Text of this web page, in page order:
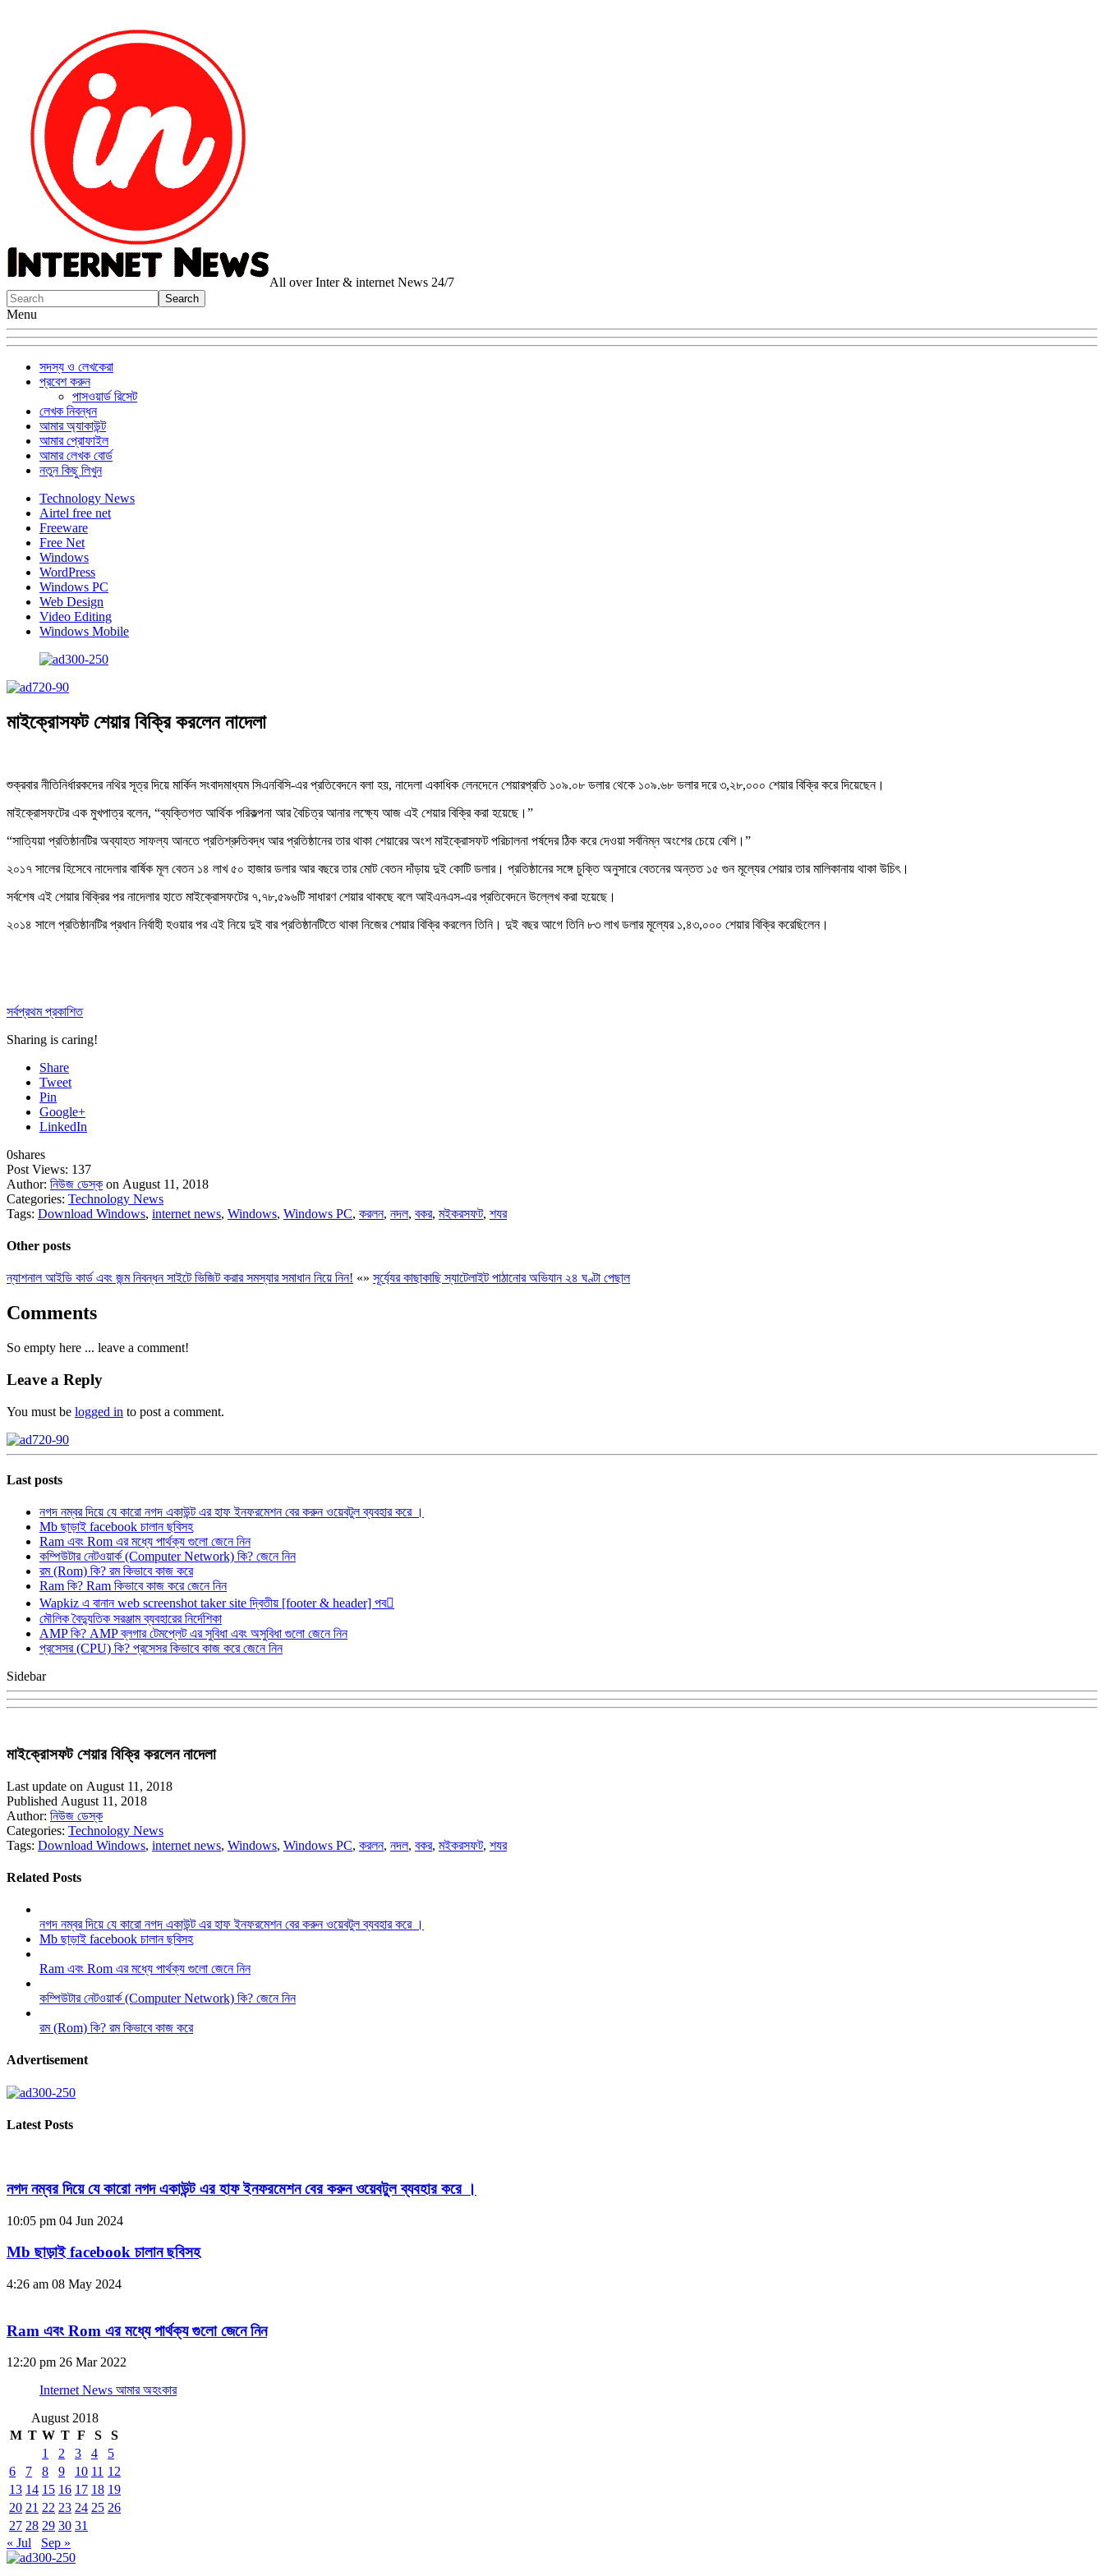
All over Inter & internet News 24/7
Menu
সদস্য ও লেখকেরা
প্রবেশ করুন
পাসওয়ার্ড রিসেট
লেখক নিবন্ধন
আমার অ্যাকাউন্ট
আমার প্রোফাইল
আমার লেখক বোর্ড
নতুন কিছু লিখুন
Technology News
Airtel free net
Freeware
Free Net
Windows
WordPress
Windows PC
Web Design
Video Editing
Windows Mobile
মাইক্রোসফট শেয়ার বিক্রি করলেন নাদেলা
শুক্রবার নীতিনির্ধারকদের নথির সূত্র দিয়ে মার্কিন সংবাদমাধ্যম সিএনবিসি-এর প্রতিবেদনে বলা হয়, নাদেলা একাধিক লেনদেনে শেয়ারপ্রতি ১০৯.০৮ ডলার থেকে ১০৯.৬৮ ডলার দরে ৩,২৮,০০০ শেয়ার বিক্রি করে দিয়েছেন।
মাইক্রোসফটের এক মুখপাত্র বলেন, “ব্যক্তিগত আর্থিক পরিকল্পনা আর বৈচিত্র আনার লক্ষ্যে আজ এই শেয়ার বিক্রি করা হয়েছে।”
“সাত্যিয়া প্রতিষ্ঠানটির অব্যাহত সাফল্য আনতে প্রতিশ্রুতিবদ্ধ আর প্রতিষ্ঠানের তার থাকা শেয়ারের অংশ মাইক্রোসফট পরিচালনা পর্ষদের ঠিক করে দেওয়া সর্বনিম্ন অংশের চেয়ে বেশি।”
২০১৭ সালের হিসেবে নাদেলার বার্ষিক মূল বেতন ১৪ লাখ ৫০ হাজার ডলার আর বছরে তার মোট বেতন দাঁড়ায় দুই কোটি ডলার। প্রতিষ্ঠানের সঙ্গে চুক্তি অনুসারে বেতনের অন্তত ১৫ গুন মূল্যের শেয়ার তার মালিকানায় থাকা উচিৎ।
সর্বশেষ এই শেয়ার বিক্রির পর নাদেলার হাতে মাইক্রোসফটের ৭,৭৮,৫৯৬টি সাধারণ শেয়ার থাকছে বলে আইএনএস-এর প্রতিবেদনে উল্লেখ করা হয়েছে।
২০১৪ সালে প্রতিষ্ঠানটির প্রধান নির্বাহী হওয়ার পর এই নিয়ে দুই বার প্রতিষ্ঠানটিতে থাকা নিজের শেয়ার বিক্রি করলেন তিনি। দুই বছর আগে তিনি ৮৩ লাখ ডলার মূল্যের ১,৪৩,০০০ শেয়ার বিক্রি করেছিলেন।
সর্বপ্রথম প্রকাশিত
Sharing is caring!
Share
Tweet
Pin
Google+
LinkedIn
0shares
Post Views: 137
Author: নিউজ ডেস্ক on August 11, 2018
Categories: Technology News
Tags: Download Windows, internet news, Windows, Windows PC, করলন, নদল, বকর, মইকরসফট, শযর
Other posts
ন্যাশনাল আইডি কার্ড এবং জন্ম নিবন্ধন সাইটে ভিজিট করার সমস্যার সমাধান নিয়ে নিন! «» সূর্য্যের কাছাকাছি স্যাটেলাইট পাঠানোর অভিযান ২৪ ঘণ্টা পেছাল
Comments
So empty here ... leave a comment!
Leave a Reply
You must be logged in to post a comment.
Last posts
নগদ নম্বর দিয়ে যে কারো নগদ একাউন্ট এর হাফ ইনফরমেশন বের করুন ওয়েবটুল ব্যবহার করে ।
Mb ছাড়াই facebook চালান ছবিসহ
Ram এবং Rom এর মধ্যে পার্থক্য গুলো জেনে নিন
কম্পিউটার নেটওয়ার্ক (Computer Network) কি? জেনে নিন
রম (Rom) কি? রম কিভাবে কাজ করে
Ram কি? Ram কিভাবে কাজ করে জেনে নিন
Wapkiz এ বানান web screenshot taker site দ্বিতীয় [footer & header] পব
মৌলিক বৈদ্যুতিক সরঞ্জাম ব্যবহারের নির্দেশিকা
AMP কি? AMP ব্লগার টেমপ্লেট এর সুবিধা এবং অসুবিধা গুলো জেনে নিন
প্রসেসর (CPU) কি? প্রসেসর কিভাবে কাজ করে জেনে নিন
Sidebar
মাইক্রোসফট শেয়ার বিক্রি করলেন নাদেলা
Last update on August 11, 2018
Published August 11, 2018
Author: নিউজ ডেস্ক
Categories: Technology News
Tags: Download Windows, internet news, Windows, Windows PC, করলন, নদল, বকর, মইকরসফট, শযর
Related Posts
নগদ নম্বর দিয়ে যে কারো নগদ একাউন্ট এর হাফ ইনফরমেশন বের করুন ওয়েবটুল ব্যবহার করে ।
Mb ছাড়াই facebook চালান ছবিসহ
Ram এবং Rom এর মধ্যে পার্থক্য গুলো জেনে নিন
কম্পিউটার নেটওয়ার্ক (Computer Network) কি? জেনে নিন
রম (Rom) কি? রম কিভাবে কাজ করে
Advertisement
Latest Posts
নগদ নম্বর দিয়ে যে কারো নগদ একাউন্ট এর হাফ ইনফরমেশন বের করুন ওয়েবটুল ব্যবহার করে ।
10:05 pm 04 Jun 2024
Mb ছাড়াই facebook চালান ছবিসহ
4:26 am 08 May 2024
Ram এবং Rom এর মধ্যে পার্থক্য গুলো জেনে নিন
12:20 pm 26 Mar 2022
Internet News আমার অহংকার
August 2018
M T W T F S
S
1
2 3 4
5
6
7 8 9 10 11 12
13 14 15 16 17 18 19
20 21 22 23 24 25 26
27 28 29 30 31
« Jul
Sep »